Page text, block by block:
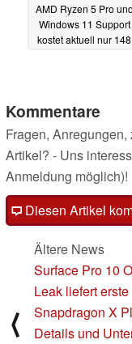
AMD Ryzen 5 Pro und
Windows 11 Support
kostet aktuell nur 148
Kommentare
Fragen,
Artikel? - Uns
Anmeldung möglich)!
Diesen Artikel
⟨
Ältere News
Surface Pro 10
Leak liefert erste
Snapdragon X
Details und